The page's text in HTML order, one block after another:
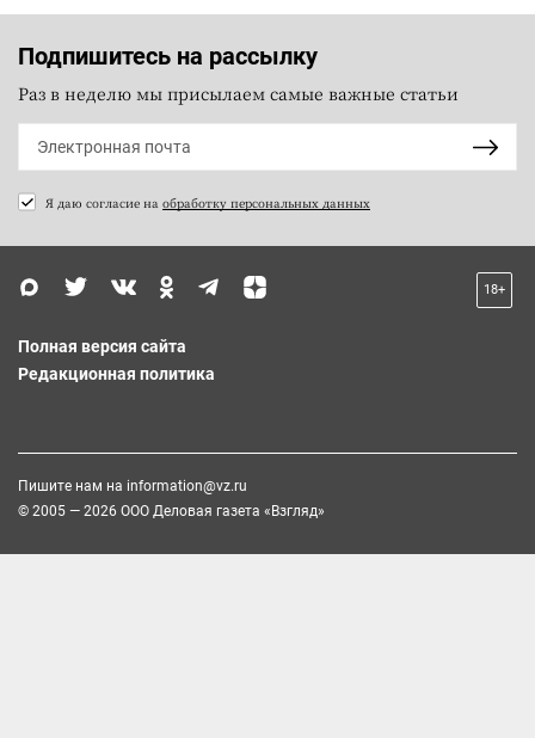
Подпишитесь на рассылку
Раз в неделю мы присылаем самые важные статьи
Я даю согласие на обработку персональных данных
18+
Полная версия сайта
Редакционная политика
Пишите нам на information@vz.ru
© 2005 — 2026 ООО Деловая газета «Взгляд»